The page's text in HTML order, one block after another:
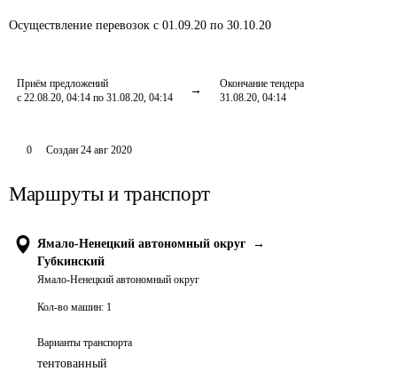
Осуществление перевозок с 01.09.20 по 30.10.20
Приём предложений
с 22.08.20, 04:14 по 31.08.20, 04:14
Окончание тендера
31.08.20, 04:14
0 Создан 24 авг 2020
Маршруты и транспорт
Ямало-Ненецкий автономный округ
→
Губкинский
Ямало-Ненецкий автономный округ
Кол-во машин: 1
Варианты транспорта
тентованный